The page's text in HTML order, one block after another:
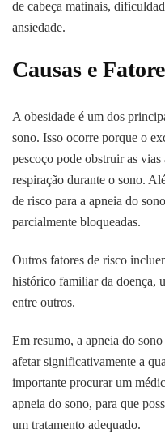
de cabeça matinais,
ansiedade.
Causas e
A obesidade é um dos
sono. Isso ocorre porque o
pescoço pode obstruir as
respiração durante o sono.
de risco para a apneia do
parcialmente bloqueadas.
Outros fatores de risco
histórico familiar da doença,
entre outros.
Em resumo, a apneia do
afetar significativamente a
importante procurar um
apneia do sono, para que
um tratamento adequado.